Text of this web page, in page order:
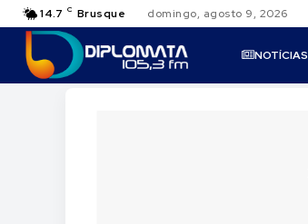
14.7 C Brusque domingo, agosto 9, 2026
NOTÍCIAS